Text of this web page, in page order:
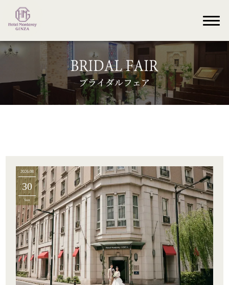
2026.08
30
Sun